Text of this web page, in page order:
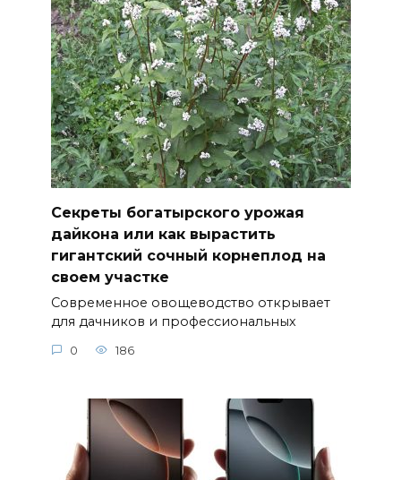
Секреты богатырского урожая
дайкона или как вырастить
гигантский сочный корнеплод на
своем участке
Современное овощеводство открывает
для дачников и профессиональных
0 186